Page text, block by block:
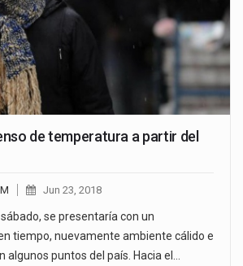
de temperatura a partir del
Jun 23, 2018
se presentaría con un
tiempo, nuevamente ambiente cálido e
algunos puntos del país. Hacia el…